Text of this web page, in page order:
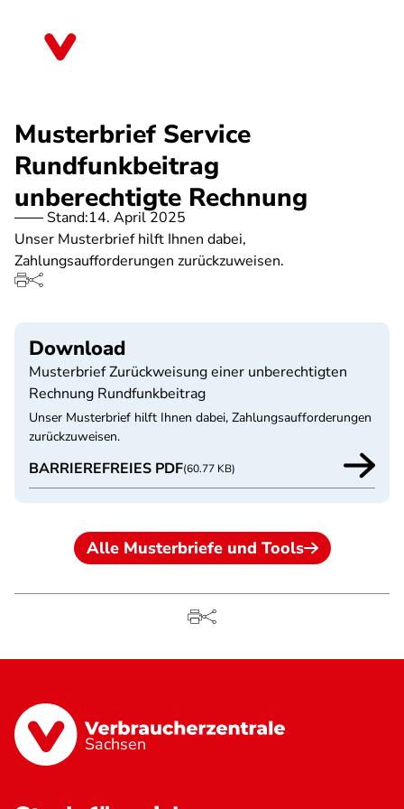
Musterbrief Service
Rundfunkbeitrag
unberechtigte Rechnung
Stand:14. April 2025
Unser Musterbrief hilft Ihnen dabei,
Zahlungsaufforderungen zurückzuweisen.
Download
Musterbrief Zurückweisung einer unberechtigten
Rechnung Rundfunkbeitrag
Unser Musterbrief hilft Ihnen dabei, Zahlungsaufforderungen
zurückzuweisen.
BARRIEREFREIES PDF(60.77 KB)
Alle Musterbriefe und Tools
Sachsen